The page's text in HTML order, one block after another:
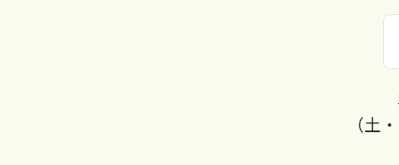
（土